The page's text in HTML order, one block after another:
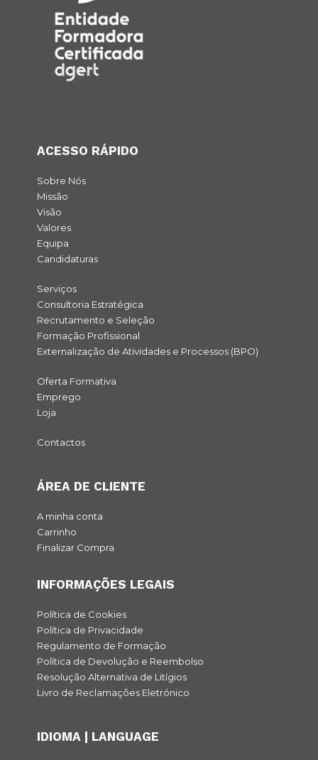
ACESSO RÁPIDO
Sobre Nós
Missão
Visão
Valores
Equipa
Candidaturas
Serviços
Consultoria Estratégica
Recrutamento e Seleção
Formação Profissional
Externalização de Atividades e Processos (BPO)
Oferta Formativa
Emprego
Loja
Contactos
ÁREA DE CLIENTE
A minha conta
Carrinho
Finalizar Compra
INFORMAÇÕES LEGAIS
Política de Cookies
Política de Privacidade
Regulamento de Formação
Política de Devolução e Reembolso
Resolução Alternativa de Litígios
Livro de Reclamações Eletrónico
IDIOMA | LANGUAGE